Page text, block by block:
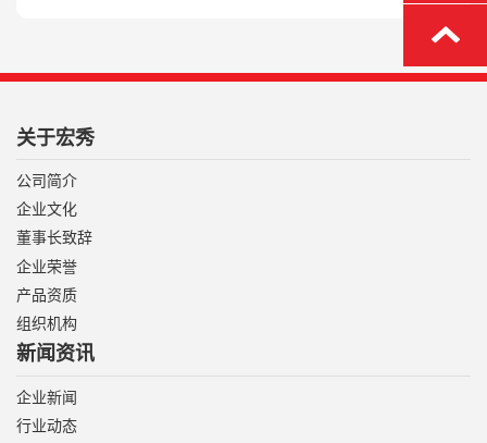
关于宏秀
公司简介
企业文化
董事长致辞
企业荣誉
产品资质
组织机构
新闻资讯
企业新闻
行业动态